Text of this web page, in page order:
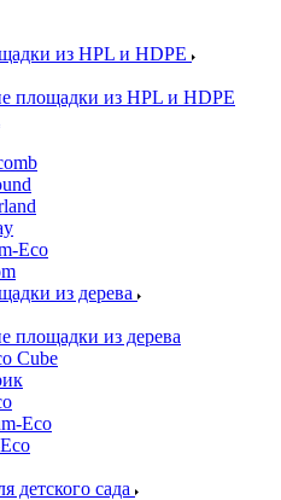
из HPL и HDPE
площадки из HPL и HDPE
Eco
из дерева
площадки из дерева
Cube
Еco
детского сада